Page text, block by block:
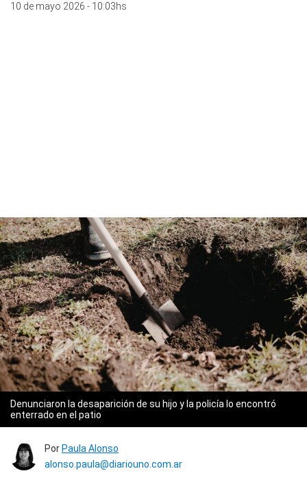
10 de mayo 2026 - 10:03hs
Denunciaron la desaparición de su hijo y la policía lo encontró
enterrado en el patio
Por Paula Alonso
alonso.paula@diariouno.com.ar